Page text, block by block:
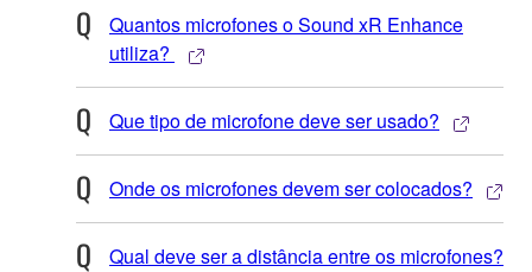
Quantos microfones o Sound xR Enhance
utiliza?
Que tipo de microfone deve ser usado?
Onde os microfones devem ser colocados?
Qual deve ser a distância entre os microfones?